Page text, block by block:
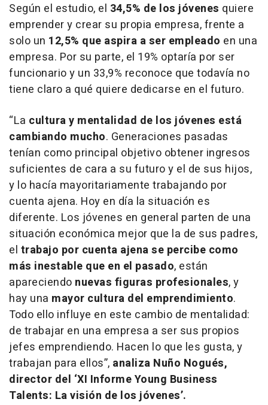
Según el estudio, el 34,5% de los jóvenes quiere
emprender y crear su propia empresa, frente a
solo un 12,5% que aspira a ser empleado en una
empresa. Por su parte, el 19% optaría por ser
funcionario y un 33,9% reconoce que todavía no
tiene claro a qué quiere dedicarse en el futuro.
“La cultura y mentalidad de los jóvenes está
cambiando mucho. Generaciones pasadas
tenían como principal objetivo obtener ingresos
suficientes de cara a su futuro y el de sus hijos,
y lo hacía mayoritariamente trabajando por
cuenta ajena. Hoy en día la situación es
diferente. Los jóvenes en general parten de una
situación económica mejor que la de sus padres,
el trabajo por cuenta ajena se percibe como
más inestable que en el pasado, están
apareciendo nuevas figuras profesionales, y
hay una mayor cultura del emprendimiento.
Todo ello influye en este cambio de mentalidad:
de trabajar en una empresa a ser sus propios
jefes emprendiendo. Hacen lo que les gusta, y
trabajan para ellos”, analiza Nuño Nogués,
director del ‘XI Informe Young Business
Talents: La visión de los jóvenes’.